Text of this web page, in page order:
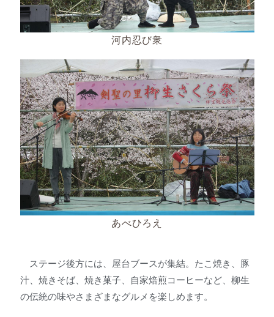
河内忍び衆
あべひろえ
ステージ後方には、屋台ブースが集結。たこ焼き、豚
汁、焼きそば、焼き菓子、自家焙煎コーヒーなど、柳生
の伝統の味やさまざまなグルメを楽しめます。